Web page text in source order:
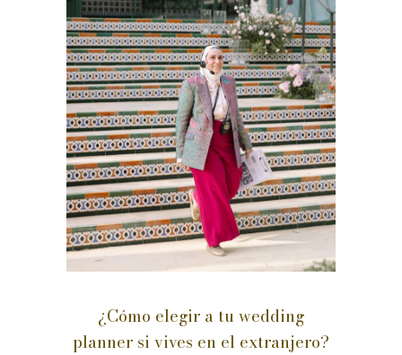
¿Cómo elegir a tu wedding
planner si vives en el extranjero?